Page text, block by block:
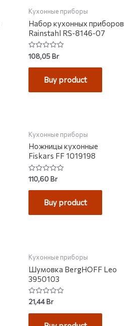
Кухонные приборы
Набор кухонных приборов
Rainstahl RS-8146-07
Rated
0
out
108,05Br
Buy product
Кухонные приборы
Ножницы кухонные
Fiskars FF 1019198
Rated
0
out
110,60Br
Buy product
Кухонные приборы
Шумовка BergHOFF Leo
3950103
Rated
0
out
21,44Br